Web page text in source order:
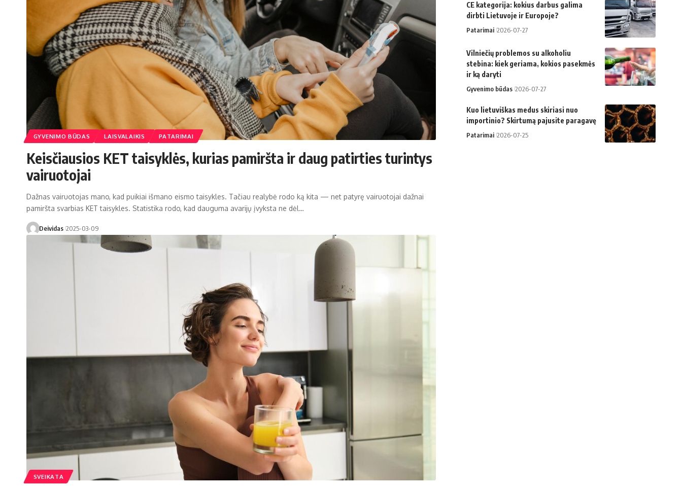
GYVENIMO BŪDAS LAISVALAIKIS PATARIMAI
Keisčiausios KET taisyklės, kurias pamiršta ir daug patirties turintys
vairuotojai
Dažnas vairuotojas mano, kad puikiai išmano eismo taisykles. Tačiau realybė rodo ką kita — net patyrę vairuotojai dažnai
pamiršta svarbias KET taisykles. Statistika rodo, kad dauguma avarijų įvyksta ne dėl…
Deividas 2025-03-09
SVEIKATA
CE kategorija: kokius darbus galima
dirbti Lietuvoje ir Europoje?
Patarimai 2026-07-27
Vilniečių problemos su alkoholiu
stebina: kiek geriama, kokios pasekmės
ir ką daryti
Gyvenimo būdas 2026-07-27
Kuo lietuviškas medus skiriasi nuo
importinio? Skirtumą pajusite paragavę
Patarimai 2026-07-25